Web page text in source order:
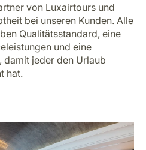
von Luxairtours und
bei unseren Kunden. Alle
Qualitätsstandard, eine
und eine
damit jeder den Urlaub
hat.